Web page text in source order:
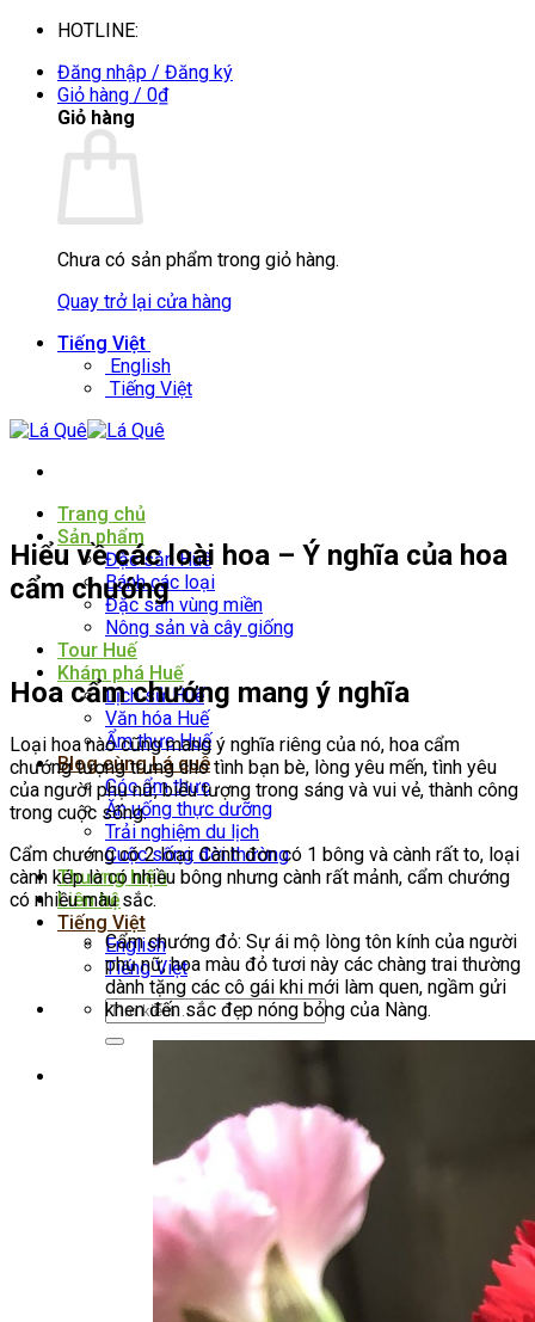
dung
HOTLINE:
Đăng nhập / Đăng ký
Giỏ hàng / 0₫
Giỏ hàng
Chưa có sản phẩm trong giỏ hàng.
Quay trở lại cửa hàng
Tiếng Việt
English
Tiếng Việt
Trang chủ
Sản phẩm
Đặc sản Huế
Bánh các loại
Đặc sản vùng miền
Nông sản và cây giống
Tour Huế
Khám phá Huế
Lịch sử Huế
Văn hóa Huế
Ẩm thực Huế
Blog cùng Lá quê
Góc ẩm thực
Ăn uống thực dưỡng
Trải nghiệm du lịch
Cuộc sống đời thường
Thương hiệu
Liên hệ
Tiếng Việt
English
Tiếng Việt
Tìm
kiếm:
Hiểu về các loài hoa – Ý nghĩa của hoa
cẩm chướng
Hoa cẩm chướng mang ý nghĩa
Loại hoa nào cũng mang ý nghĩa riêng của nó, hoa cẩm
chướng tượng trưng cho tình bạn bè, lòng yêu mến, tình yêu
của người phụ nữ, biểu tượng trong sáng và vui vẻ, thành công
trong cuộc sống.
Cẩm chướng có 2 loại: Cành đơn có 1 bông và cành rất to, loại
cành kép là có nhiều bông nhưng cành rất mảnh, cẩm chướng
có nhiều màu sắc.
Cẩm chướng đỏ: Sự ái mộ lòng tôn kính của người
phụ nữ, hoa màu đỏ tươi này các chàng trai thường
dành tặng các cô gái khi mới làm quen, ngầm gửi
khen đến sắc đẹp nóng bỏng của Nàng.